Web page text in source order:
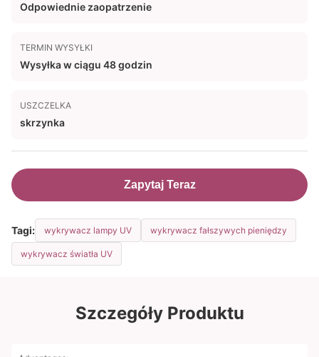
Odpowiednie zaopatrzenie
TERMIN WYSYŁKI
Wysyłka w ciągu 48 godzin
USZCZELKA
skrzynka
Zapytaj Teraz
Tagi: wykrywacz lampy UV wykrywacz fałszywych pieniędzy
wykrywacz światła UV
Szczegóły Produktu